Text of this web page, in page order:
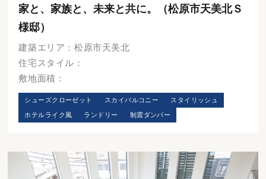
家と、家族と、未来と共に。（松原市天美北Ｓ
様邸）
建築エリア：松原市天美北
住宅スタイル：
敷地面積：
シューズクローゼット スカイバルコニー スタイリッシュ
ホテルライク風 ランドリー 制震ダンパー